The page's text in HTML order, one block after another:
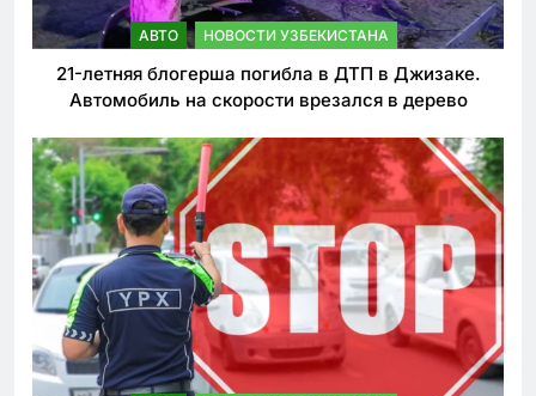
АВТО НОВОСТИ УЗБЕКИСТАНА
21-летняя блогерша погибла в ДТП в Джизаке.
Автомобиль на скорости врезался в дерево